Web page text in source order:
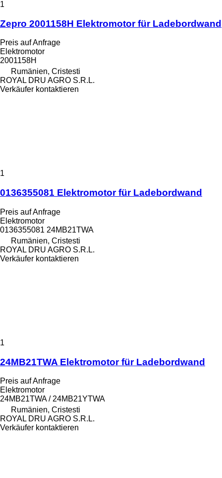
1
Zepro 2001158H Elektromotor für Ladebordwand
Preis auf Anfrage
Elektromotor
2001158H
Rumänien, Cristesti
ROYAL DRU AGRO S.R.L.
Verkäufer kontaktieren
1
0136355081 Elektromotor für Ladebordwand
Preis auf Anfrage
Elektromotor
0136355081 24MB21TWA
Rumänien, Cristesti
ROYAL DRU AGRO S.R.L.
Verkäufer kontaktieren
1
24MB21TWA Elektromotor für Ladebordwand
Preis auf Anfrage
Elektromotor
24MB21TWA / 24MB21YTWA
Rumänien, Cristesti
ROYAL DRU AGRO S.R.L.
Verkäufer kontaktieren